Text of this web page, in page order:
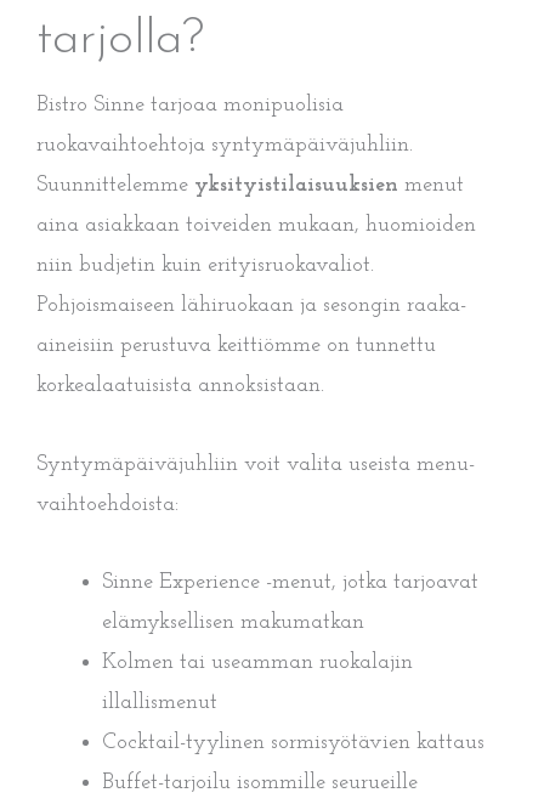
tarjolla?
Bistro Sinne tarjoaa monipuolisia
ruokavaihtoehtoja syntymäpäiväjuhliin.
Suunnittelemme yksityistilaisuuksien menut
aina asiakkaan toiveiden mukaan, huomioiden
niin budjetin kuin erityisruokavaliot.
Pohjoismaiseen lähiruokaan ja sesongin raaka-
aineisiin perustuva keittiömme on tunnettu
korkealaatuisista annoksistaan.
Syntymäpäiväjuhliin voit valita useista menu-
vaihtoehdoista:
Sinne Experience -menut, jotka tarjoavat
elämyksellisen makumatkan
Kolmen tai useamman ruokalajin
illallismenut
Cocktail-tyylinen sormisyötävien kattaus
Buffet-tarjoilu isommille seurueille